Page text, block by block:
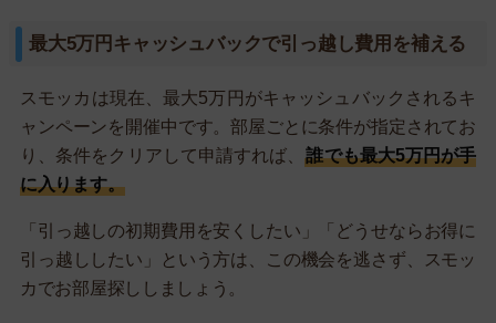
最大5万円キャッシュバックで引っ越し費用を補える
スモッカは現在、最大5万円がキャッシュバックされるキ
ャンペーンを開催中です。部屋ごとに条件が指定されてお
り、条件をクリアして申請すれば、誰でも最大5万円が手
に入ります。
「引っ越しの初期費用を安くしたい」「どうせならお得に
引っ越ししたい」という方は、この機会を逃さず、スモッ
カでお部屋探ししましょう。